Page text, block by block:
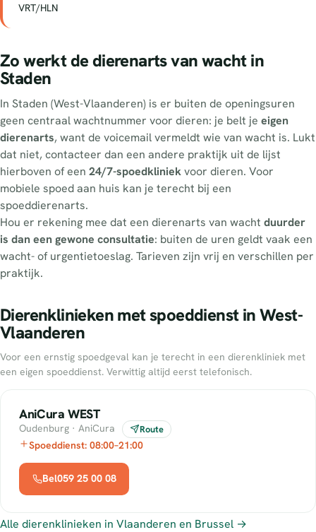
VRT/HLN
Zo werkt de dierenarts van wacht in
Staden
In Staden (West-Vlaanderen) is er buiten de openingsuren
geen centraal wachtnummer voor dieren: je belt je eigen
dierenarts, want de voicemail vermeldt wie van wacht is. Lukt
dat niet, contacteer dan een andere praktijk uit de lijst
hierboven of een 24/7-spoedkliniekvoor dieren. Voor
mobiele spoed aan huis kan je terecht bij een
spoeddierenarts.
Hou er rekening mee dat een dierenarts van wacht duurder
is dan een gewone consultatie: buiten de uren geldt vaak een
wacht- of urgentietoeslag. Tarieven zijn vrij en verschillen per
praktijk.
Dierenklinieken met spoeddienst in West-
Vlaanderen
Voor een ernstig spoedgeval kan je terecht in een dierenkliniek met
een eigen spoeddienst. Verwittig altijd eerst telefonisch.
AniCura WEST
Oudenburg · AniCura Route
Spoeddienst: 08:00–21:00
Bel059 25 00 08
Alle dierenklinieken in Vlaanderen en Brussel →